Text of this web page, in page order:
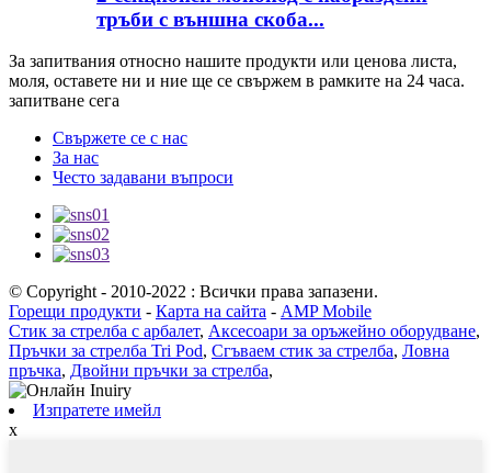
тръби с външна скоба...
За запитвания относно нашите продукти или ценова листа,
моля, оставете ни и ние ще се свържем в рамките на 24 часа.
запитване сега
Свържете се с нас
За нас
Често задавани въпроси
© Copyright - 2010-2022 : Всички права запазени.
Горещи продукти - Карта на сайта - AMP Mobile
Стик за стрелба с арбалет, Аксесоари за оръжейно оборудване,
Пръчки за стрелба Tri Pod, Сгъваем стик за стрелба, Ловна
пръчка, Двойни пръчки за стрелба,
Изпратете имейл
x